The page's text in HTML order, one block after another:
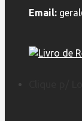
Email: